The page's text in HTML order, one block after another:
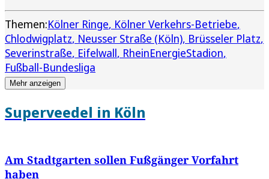
Themen:Kölner Ringe Kölner Verkehrs-Betriebe
Chlodwigplatz Neusser Straße (Köln) Brüsseler Platz
Severinstraße Eifelwall RheinEnergieStadion
Fußball-Bundesliga
Mehr anzeigen
Superveedel in Köln
Am Stadtgarten sollen Fußgänger Vorfahrt
haben